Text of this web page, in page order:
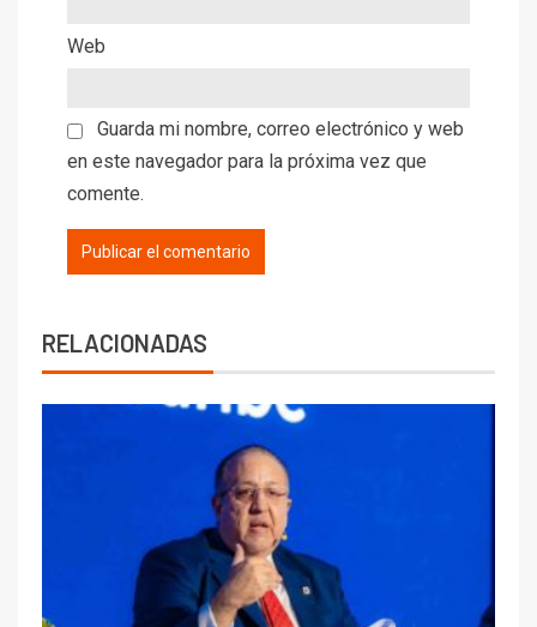
Web
Guarda mi nombre, correo electrónico y web
en este navegador para la próxima vez que
comente.
RELACIONADAS